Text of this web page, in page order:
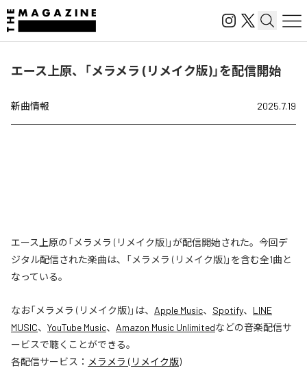
エース上原、「メラメラ (リメイク版)」を配信開始
新曲情報 2025.7.19
エース上原の「メラメラ (リメイク版)」が配信開始された。今回デ
ジタル配信された楽曲は、「メラメラ (リメイク版)」を含む全1曲と
なっている。
なお「メラメラ (リメイク版)」は、 Apple Music、 Spotify、 LINE
MUSIC、 YouTube Music、 Amazon Music Unlimitedなどの音楽配信サ
ービスで聴くことができる。
各配信サービス： メラメラ (リメイク版)